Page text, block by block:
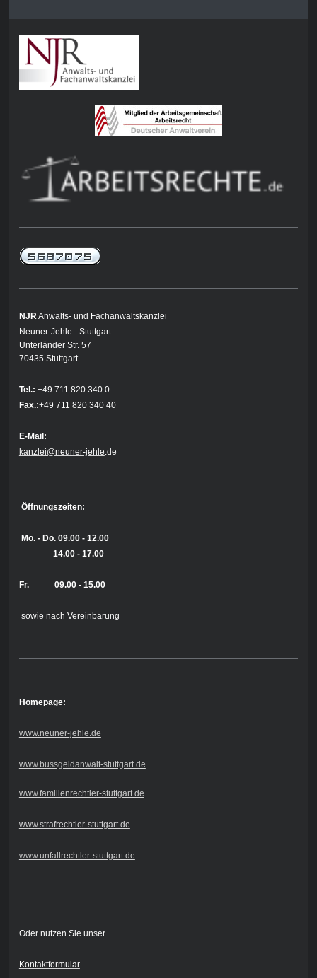
NJR Anwalts- und Fachanwaltskanzlei
Neuner-Jehle - Stuttgart
Unterländer Str. 57
70435 Stuttgart
Tel.: +49 711 820 340 0
Fax.:+49 711 820 340 40
E-Mail:
kanzlei@neuner-jehle .de
Öffnungszeiten:
Mo. - Do. 09.00 - 12.00
14.00 - 17.00
Fr. 09.00 - 15.00
sowie nach Vereinbarung
Homepage:
www.neuner-jehle.de
www.bussgeldanwalt-stuttgart.de
www.familienrechtler-stuttgart.de
www.strafrechtler-stuttgart.de
www.unfallrechtler-stuttgart.de
Oder nutzen Sie unser
Kontaktformular